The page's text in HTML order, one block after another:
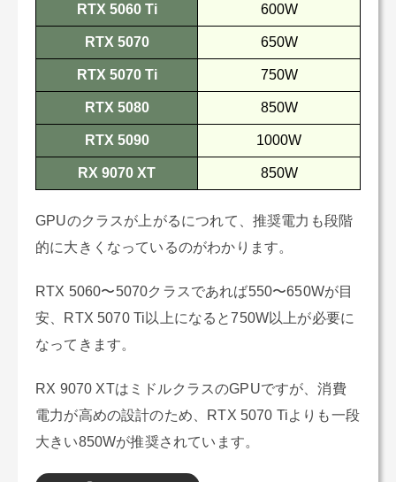
RTX 5060 Ti 600W
RTX 5070 650W
RTX 5070 Ti 750W
RTX 5080 850W
RTX 5090 1000W
RX 9070 XT 850W
GPUのクラスが上がるにつれて、推奨電力も段階
的に大きくなっているのがわかります。
RTX 5060〜5070クラスであれば550〜650Wが目
安、RTX 5070 Ti以上になると750W以上が必要に
なってきます。
RX 9070 XTはミドルクラスのGPUですが、消費
電力が高めの設計のため、RTX 5070 Tiよりも一段
大きい850Wが推奨されています。